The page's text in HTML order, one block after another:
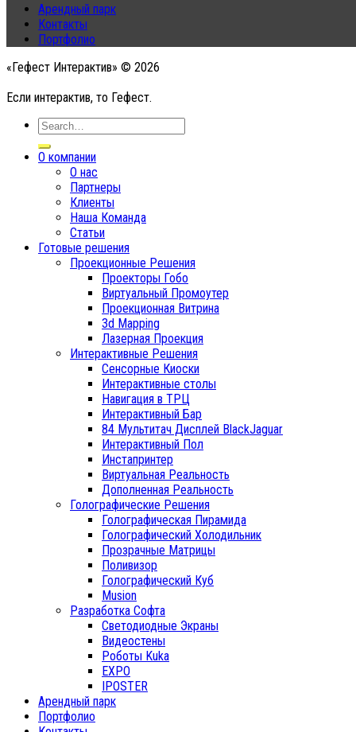
Арендный парк
Контакты
Портфолио
«Гефест Интерактив» © 2026
Если интерактив, то Гефест.
О компании
О нас
Партнеры
Клиенты
Наша Команда
Статьи
Готовые решения
Проекционные Решения
Проекторы Гобо
Виртуальный Промоутер
Проекционная Витрина
3d Mapping
Лазерная Проекция
Интерактивные Решения
Сенсорные Киоски
Интерактивные столы
Навигация в ТРЦ
Интерактивный Бар
84 Мультитач Дисплей BlackJaguar
Интерактивный Пол
Инстапринтер
Виртуальная Реальность
Дополненная Реальность
Голографические Решения
Голографическая Пирамида
Голографический Холодильник
Прозрачные Матрицы
Поливизор
Голографический Куб
Musion
Разработка Софта
Светодиодные Экраны
Видеостены
Роботы Kuka
EXPO
IPOSTER
Арендный парк
Портфолио